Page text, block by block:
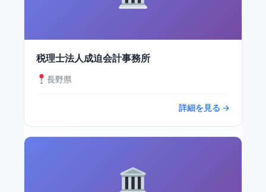
税理士法人成迫会計事務所
長野県
詳細を見る →